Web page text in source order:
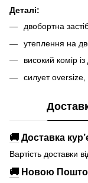
Деталі:
двобортна
утеплення на
високий комір
силует oversize,
🚚 Доставка
Вартість доставки
🚚 Новою